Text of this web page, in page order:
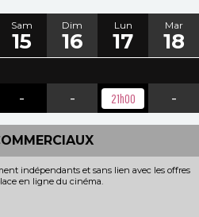
Sam
15
Dim
16
Lun
17
Mar
18
- - 21h00 -
indépendants et sans lien avec les offres
en ligne du cinéma.